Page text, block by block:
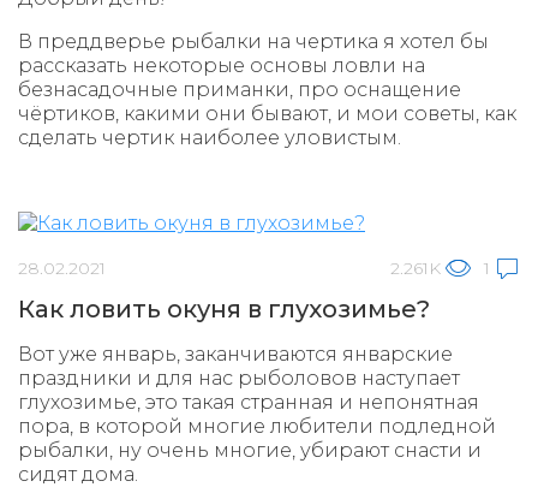
В преддверье рыбалки на чертика я хотел бы
рассказать некоторые основы ловли на
безнасадочные приманки, про оснащение
чёртиков, какими они бывают, и мои советы, как
сделать чертик наиболее уловистым.
28.02.2021 2.261K 1
Как ловить окуня в глухозимье?
Вот уже январь, заканчиваются январские
праздники и для нас рыболовов наступает
глухозимье, это такая странная и непонятная
пора, в которой многие любители подледной
рыбалки, ну очень многие, убирают снасти и
сидят дома.